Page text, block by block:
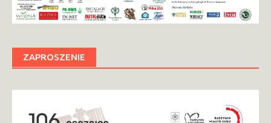
ZAPROSZENIE